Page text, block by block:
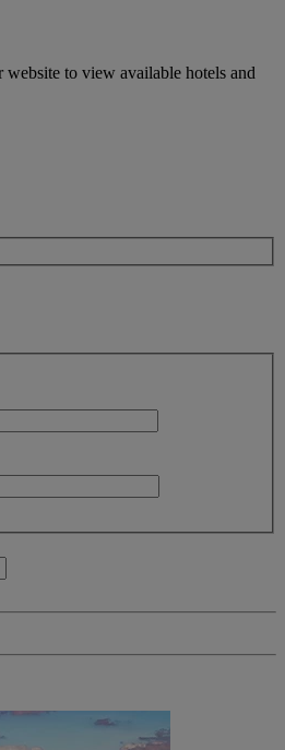
website to view available hotels and